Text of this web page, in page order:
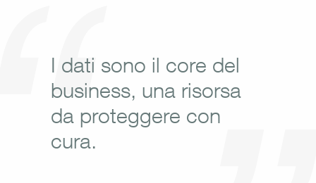
I dati sono il core del
business, una risorsa
da proteggere con
cura.